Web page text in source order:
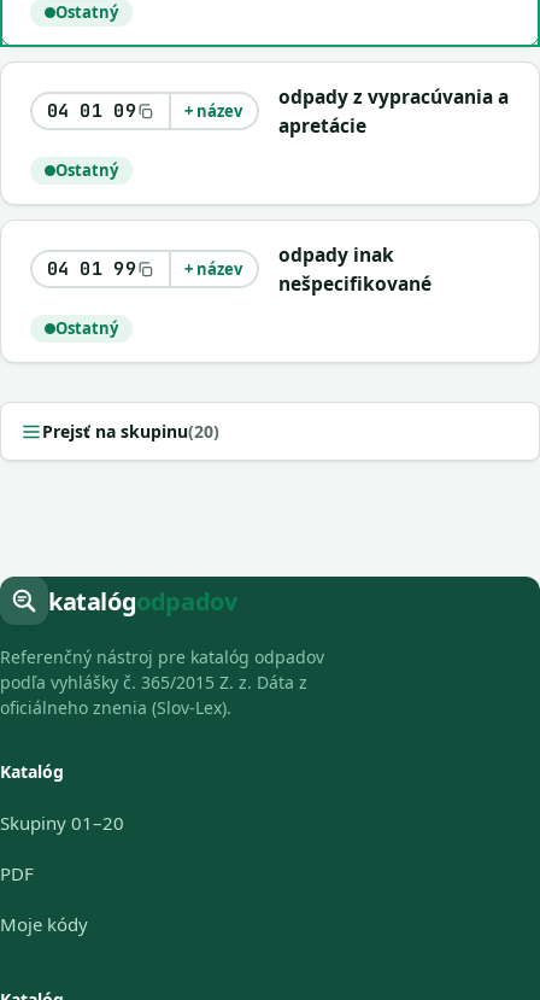
Ostatný
04 01 09 + název
odpady z vypracúvania a
apretácie
Ostatný
04 01 99 + název
odpady inak
nešpecifikované
Ostatný
Prejsť na skupinu(20)
katalógodpadov
Referenčný nástroj pre katalóg odpadov
podľa vyhlášky č. 365/2015 Z. z. Dáta z
oficiálneho znenia (Slov-Lex).
Katalóg
Skupiny 01–20
PDF
Moje kódy